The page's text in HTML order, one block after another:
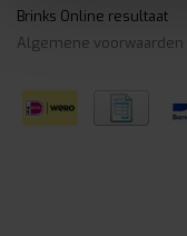
Brinks Online resultaat
Algemene voorwaarden